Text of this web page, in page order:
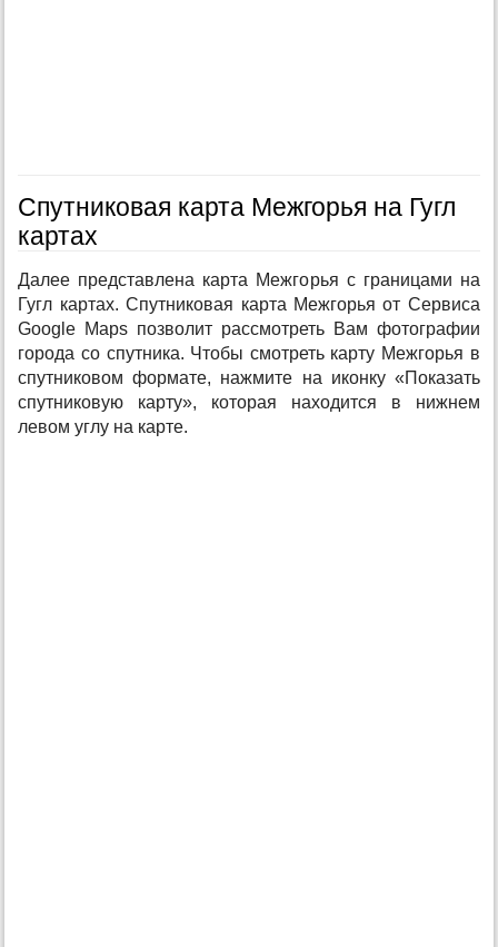
Спутниковая карта Межгорья на Гугл
картах
Далее представлена карта Межгорья с границами на
Гугл картах. Спутниковая карта Межгорья от Сервиса
Google Maps позволит рассмотреть Вам фотографии
города со спутника. Чтобы смотреть карту Межгорья в
спутниковом формате, нажмите на иконку «Показать
спутниковую карту», которая находится в нижнем
левом углу на карте.